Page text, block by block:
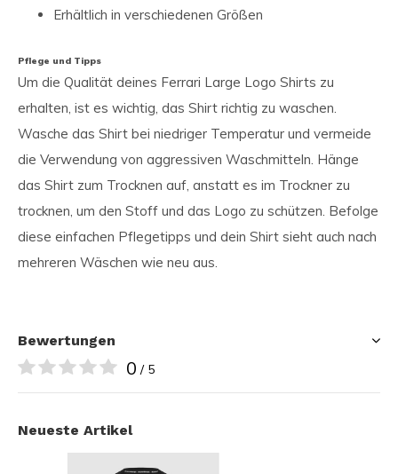
Erhältlich in verschiedenen Größen
Pflege und Tipps
Um die Qualität deines Ferrari Large Logo Shirts zu
erhalten, ist es wichtig, das Shirt richtig zu waschen.
Wasche das Shirt bei niedriger Temperatur und vermeide
die Verwendung von aggressiven Waschmitteln. Hänge
das Shirt zum Trocknen auf, anstatt es im Trockner zu
trocknen, um den Stoff und das Logo zu schützen. Befolge
diese einfachen Pflegetipps und dein Shirt sieht auch nach
mehreren Wäschen wie neu aus.
Bewertungen
0 / 5
Neueste Artikel